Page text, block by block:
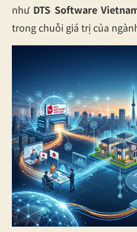
như DTS Software
trong chuỗi giá trị của